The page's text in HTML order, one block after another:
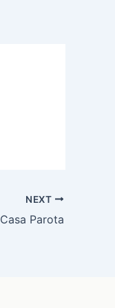
NEXT
Casa Parota